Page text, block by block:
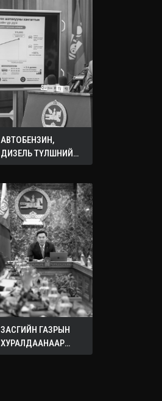
АВТОБЕНЗИН,
ДИЗЕЛЬ ТҮЛШНИЙ
ОНЦГОЙ АЛБАН
ЗАСГИЙН ГАЗРЫН
ХУРАЛДААНААР
ХЭЛЭЛЦЭЖ БУЙ